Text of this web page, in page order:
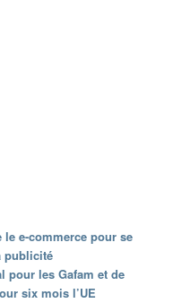
le e-commerce pour se
publicité
pour les Gafam et de
six mois l’UE